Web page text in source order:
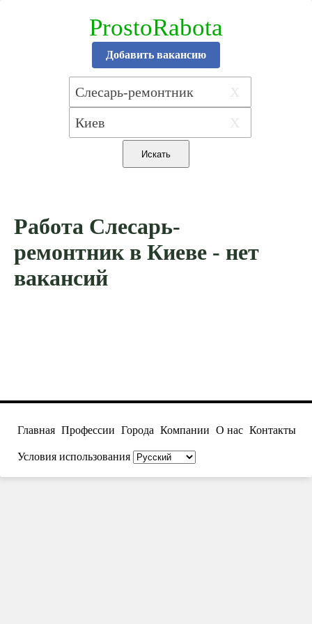
ProstoRabota
Добавить вакансию
X
X
Работа Слесарь-
ремонтник в Киеве - нет
вакансий
Главная Профессии Города Компании О нас Контакты
Условия использования